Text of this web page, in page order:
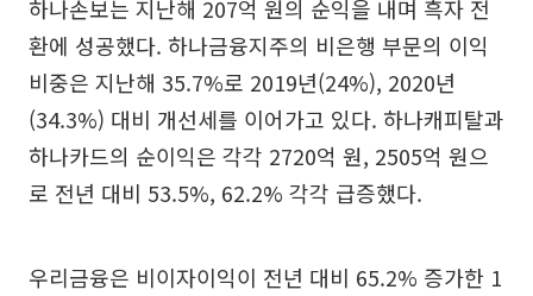
하나손보는 지난해 207억 원의 순익을 내며 흑자 전
환에 성공했다. 하나금융지주의 비은행 부문의 이익
비중은 지난해 35.7%로 2019년(24%), 2020년
(34.3%) 대비 개선세를 이어가고 있다. 하나캐피탈과
하나카드의 순이익은 각각 2720억 원, 2505억 원으
로 전년 대비 53.5%, 62.2% 각각 급증했다.
우리금융은 비이자이익이 전년 대비 65.2% 증가한 1